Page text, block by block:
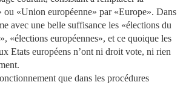
«Union européenne» par «Europe». Dans
avec une belle suffisance les «élections du
«élections européennes», et ce quoique les
Etats européens n’ont ni droit vote, ni rien
que dans les procédures